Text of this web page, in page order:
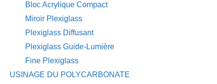
Bloc Acrylique Compact
Miroir Plexiglass
Plexiglass Diffusant
Plexiglass Guide-Lumière
Fine Plexiglass
USINAGE DU POLYCARBONATE